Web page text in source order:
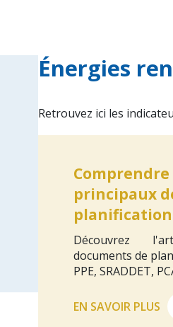
Énergies
Retrouvez ici les
principaux
Découvrez
documents de
PPE, SRADDET,
EN SAVOIR PLUS